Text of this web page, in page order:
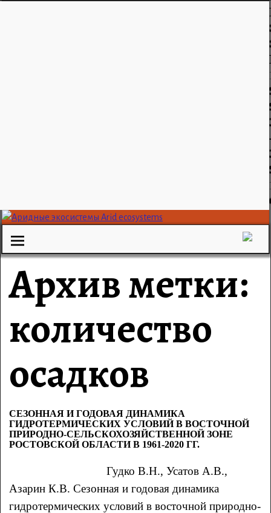
Архив метки:
количество
осадков
СЕЗОННАЯ И ГОДОВАЯ ДИНАМИКА
ГИДРОТЕРМИЧЕСКИХ УСЛОВИЙ В ВОСТОЧНОЙ
ПРИРОДНО-СЕЛЬСКОХОЗЯЙСТВЕННОЙ ЗОНЕ
РОСТОВСКОЙ ОБЛАСТИ В 1961-2020 ГГ.
Гудко В.Н., Усатов А.В.,
АзаринК.В.Сезонная и годовая динамика
гидротермических условий в восточной природно-